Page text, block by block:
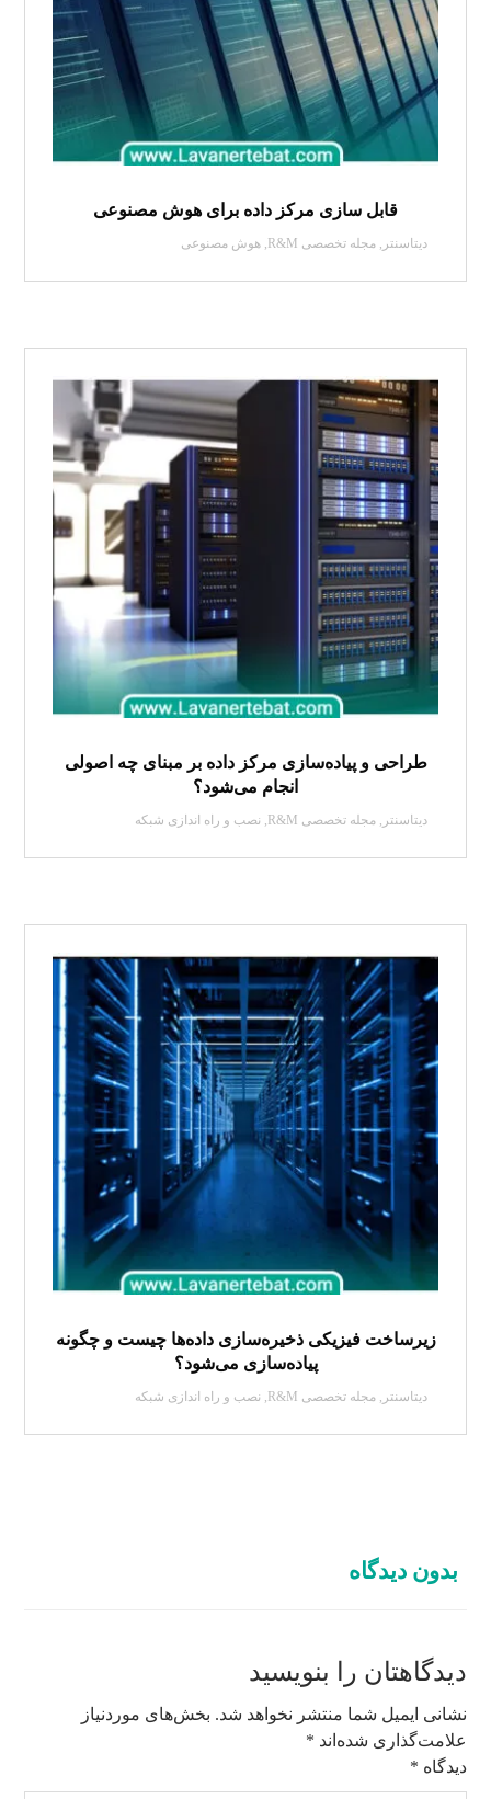
قابل سازی مرکز داده برای هوش مصنوعی
دیتاسنتر ,مجله تخصصی R&M ,هوش مصنوعی
طراحی و پیاده‌سازی مرکز داده بر مبنای چه اصولی
انجام می‌شود؟
دیتاسنتر ,مجله تخصصی R&M , نصب و راه اندازی شبکه
زیرساخت فیزیکی ذخیره‌سازی داده‌ها چیست و چگونه
پیاده‌سازی می‌شود؟
دیتاسنتر ,مجله تخصصی R&M , نصب و راه اندازی شبکه
بدون دیدگاه
دیدگاهتان را بنویسید
نشانی ایمیل شما منتشر نخواهد شد. بخش‌های موردنیاز
علامت‌گذاری شده‌اند *
دیدگاه *